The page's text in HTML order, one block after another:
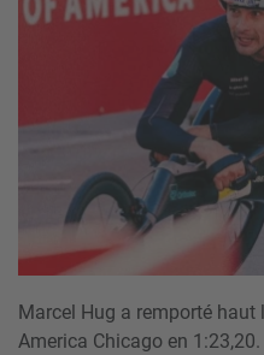
Marcel Hug a remporté
America Chicago en